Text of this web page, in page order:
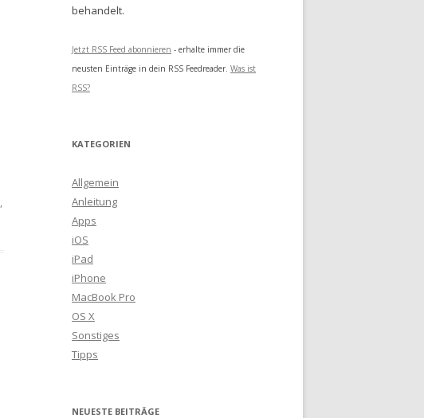
,
behandelt.
Jetzt RSS Feed abonnieren - erhalte immer die
neusten Einträge in dein RSS Feedreader. Was ist
RSS?
KATEGORIEN
Allgemein
Anleitung
Apps
iOS
iPad
iPhone
MacBook Pro
OS X
Sonstiges
Tipps
NEUESTE BEITRÄGE